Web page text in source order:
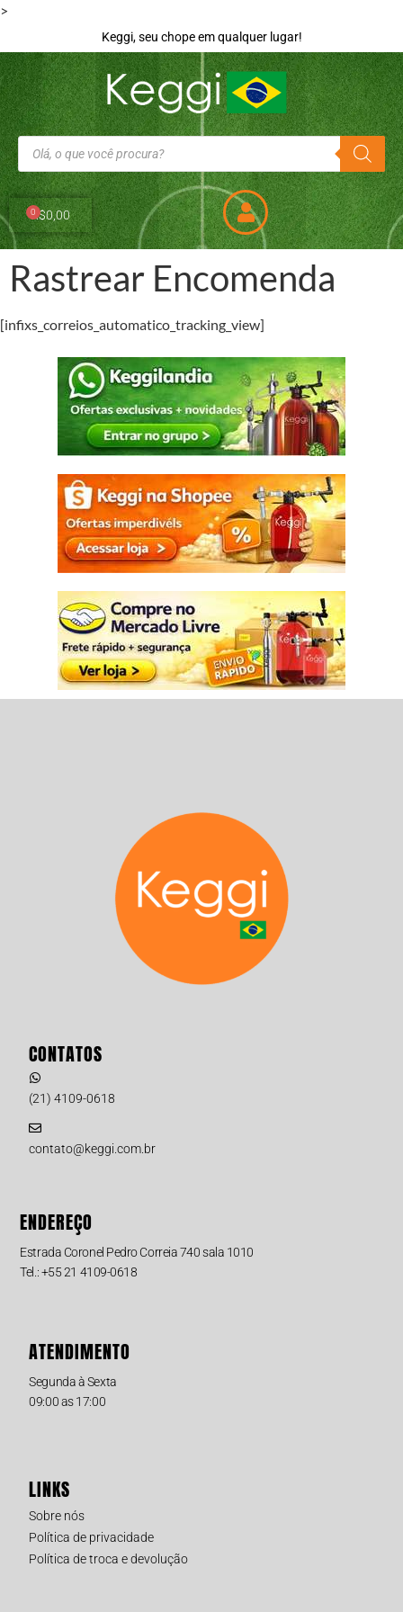
>
Keggi, seu chope em qualquer lugar!
R$0,00
0
Rastrear Encomenda
[infixs_correios_automatico_tracking_view]
CONTATOS
(21) 4109-0618
contato@keggi.com.br
ENDEREÇO
Estrada Coronel Pedro Correia 740 sala 1010
Tel.: +55 21 4109-0618
ATENDIMENTO
Segunda à Sexta
09:00 as 17:00
LINKS
Sobre nós
Política de privacidade
Política de troca e devolução